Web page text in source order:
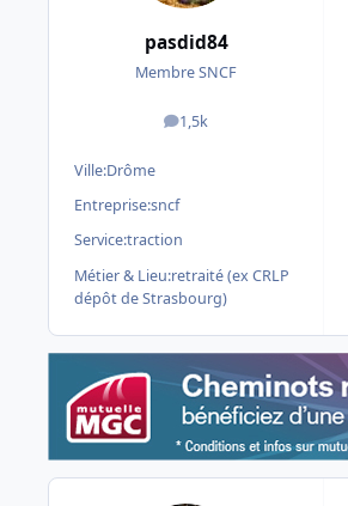
pasdid84
Membre SNCF
1,5k
messages
Ville:Drôme
Entreprise:sncf
Service:traction
Métier & Lieu:retraité (ex CRLP
dépôt de Strasbourg)